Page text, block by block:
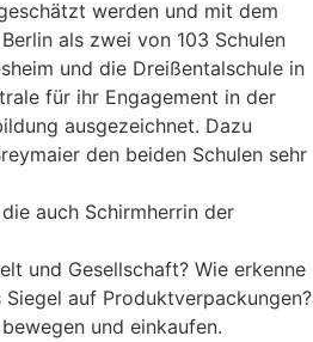
werden und mit dem
als zwei von 103 Schulen
und die Dreißentalschule in
für ihr Engagement in der
ausgezeichnet. Dazu
den beiden Schulen sehr
auch Schirmherrin der
und Gesellschaft? Wie erkenne
auf Produktverpackungen?
und einkaufen.